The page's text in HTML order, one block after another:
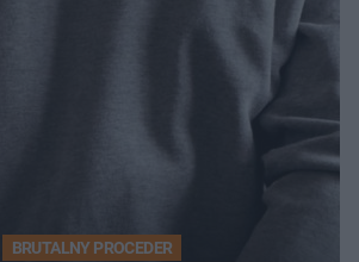
BRUTALNY PROCEDER